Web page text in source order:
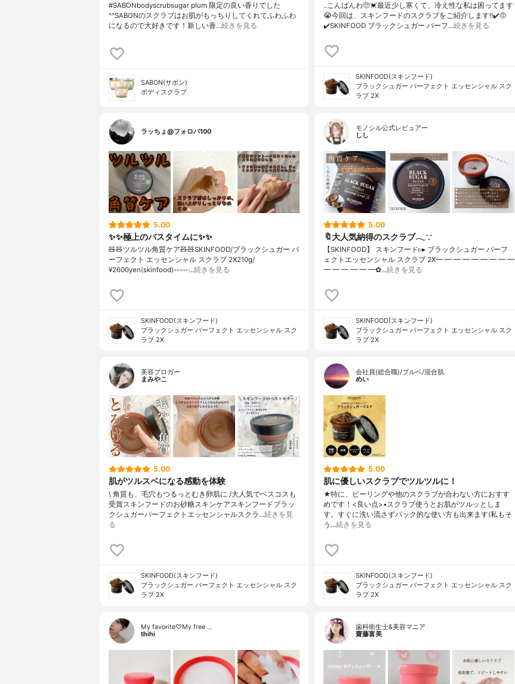
#SABONbodyscrubsugar plum 限定の良い香りでした
^^SABONのスクラブはお肌がもっちりしてくれてふわふわ
になるので大好きです！新しい香…続きを見る
SABON(サボン)
ボディスクラブ
..こんばんわ🥺💓最近少し寒くて、冷え性な私は困ってます
😭今回は、スキンフードのスクラブをご紹介します‼︎✔️🤨
✔️SKINFOOD ブラックシュガー パーフ…続きを見る
SKINFOOD(スキンフード)
ブラックシュガー パーフェクト エッセンシャル スク
ラブ 2X
ラッちょ@フォロバ100
5.00
✨✨極上のバスタイムに✨✨
🧸🧸ツルツル角質ケア🧸🧸SKINFOOD/ブラックシュガー パ
ーフェクト エッセンシャル スクラブ 2X210g/
¥2600yen(skinfood)-----…続きを見る
SKINFOOD(スキンフード)
ブラックシュガー パーフェクト エッセンシャル スク
ラブ 2X
モノシル公式レビュアー
しし
5.00
🔖大人気納得のスクラブ𓂃∵
【SKINFOOD】 スキンフード▹▸ ブラックシュガー パーフ
ェクトエッセンシャル スクラブ 2X━ ━ ━ ━ ━ ━ ━ ━ ━
━ ━ ━ ━ ━ ━✿…続きを見る
SKINFOOD(スキンフード)
ブラックシュガー パーフェクト エッセンシャル スク
ラブ 2X
美容ブロガー
まみやこ
5.00
肌がツルスベになる感動を体験
\ 角質も、毛穴もつるっとむき卵肌に /⁡⁡大人気でベスコスも
受賞スキンフードのお砂糖スキンケア⁡⁡スキンフードブラッ
クシュガーパーフェクトエッセンシャルスクラ…続きを見
る
SKINFOOD(スキンフード)
ブラックシュガー パーフェクト エッセンシャル スク
ラブ 2X
会社員(総合職)/ブルベ/混合肌
めい
5.00
肌に優しいスクラブでツルツルに！
★特に、ピーリングや他のスクラブが合わない方におすす
めです！<良い点>•スクラブ使うとお肌がツルッとしま
す。すぐに洗い流さずパック的な使い方も出来ます(私もそ
う…続きを見る
SKINFOOD(スキンフード)
ブラックシュガー パーフェクト エッセンシャル スク
ラブ 2X
My favorite♡My free …
thihi
歯科衛生士&美容マニア
齋藤富美